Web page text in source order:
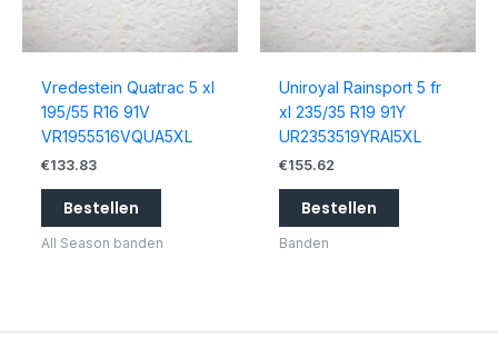
Vredestein Quatrac 5 xl
195/55 R16 91V
VR1955516VQUA5XL
€133.83
Bestellen
All Season banden
Uniroyal Rainsport 5 fr
xl 235/35 R19 91Y
UR2353519YRAI5XL
€155.62
Bestellen
Banden